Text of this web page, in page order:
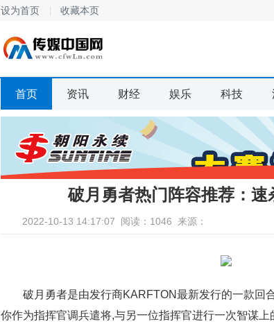
设为首页 收藏本页
首页 资讯 财经 娱乐 科技
破月勇者热门阵容推荐：速
2022-10-13 14:17:07 阅读：1046 来源：
破月勇者是由发行商KARFTON最新发行的一款回
你作为指挥官调兵遣将,与另一位指挥官进行一次智谋